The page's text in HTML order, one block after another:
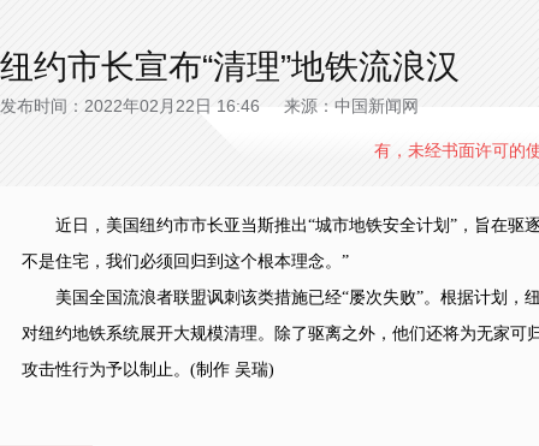
纽约市长宣布“清理”地铁流浪汉
发布时间：2022年02月22日 16:46 来源：中国新闻网
有，未经书面许可的
近日，美国纽约市市长亚当斯推出“城市地铁安全计划”，旨在驱
不是住宅，我们必须回归到这个根本理念。”
美国全国流浪者联盟讽刺该类措施已经“屡次失败”。根据计划，
对纽约地铁系统展开大规模清理。除了驱离之外，他们还将为无家
攻击性行为予以制止。(制作 吴瑞)